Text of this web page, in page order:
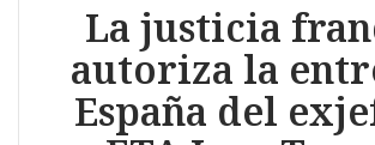
La justicia
autoriza la
España del